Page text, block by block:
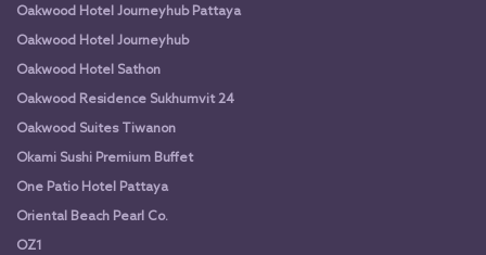
Oakwood Hotel Journeyhub Pattaya
Oakwood Hotel Journeyhub
Oakwood Hotel Sathon
Oakwood Residence Sukhumvit 24
Oakwood Suites Tiwanon
Okami Sushi Premium Buffet
One Patio Hotel Pattaya
Oriental Beach Pearl Co.
OZ1